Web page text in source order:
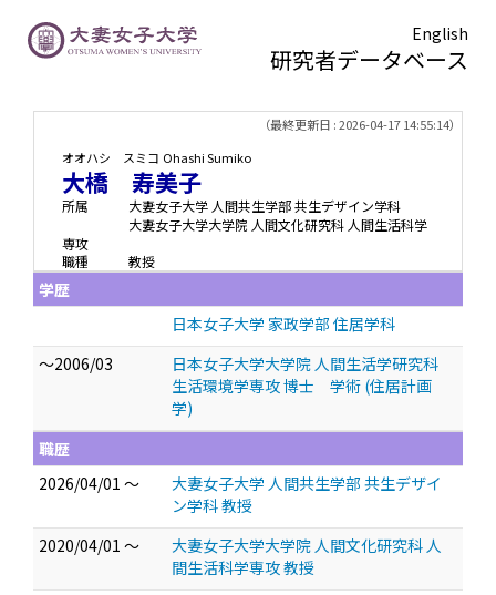
English
研究者データベース
（最終更新日 : 2026-04-17 14:55:14）
オオハシ スミコ Ohashi Sumiko
大橋 寿美子
所属
大妻女子大学 人間共生学部 共生デザイン学科
大妻女子大学大学院 人間文化研究科 人間生活科学
専攻
職種
教授
学歴
日本女子大学 家政学部 住居学科
～2006/03
日本女子大学大学院 人間生活学研究科
生活環境学専攻 博士 学術 (住居計画
学)
職歴
2026/04/01 ～
大妻女子大学 人間共生学部 共生デザイ
ン学科 教授
2020/04/01 ～
大妻女子大学大学院 人間文化研究科 人
間生活科学専攻 教授